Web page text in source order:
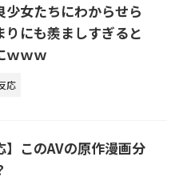
少女たちにわからせら
りにも羨ましすぎると
ｗｗｗ
応
】このAVの原作漫画分